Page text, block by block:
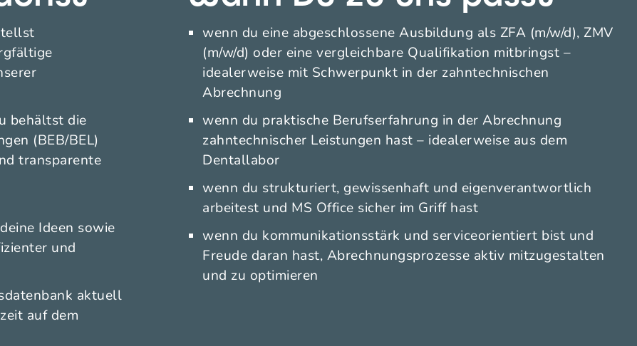
behältst die
(BEB/BEL)
transparente
Ideen sowie
und
aktuell
auf dem
wenn du eine abgeschlossene Ausbildung als ZFA (m/w/d), ZMV
(m/w/d) oder eine vergleichbare Qualifikation mitbringst –
idealerweise mit Schwerpunkt in der zahntechnischen
Abrechnung
wenn du praktische Berufserfahrung in der Abrechnung
zahntechnischer Leistungen hast – idealerweise aus dem
Dentallabor
wenn du strukturiert, gewissenhaft und eigenverantwortlich
arbeitest und MS Office sicher im Griff hast
wenn du kommunikationsstärk und serviceorientiert bist und
Freude daran hast, Abrechnungsprozesse aktiv mitzugestalten
und zu optimieren